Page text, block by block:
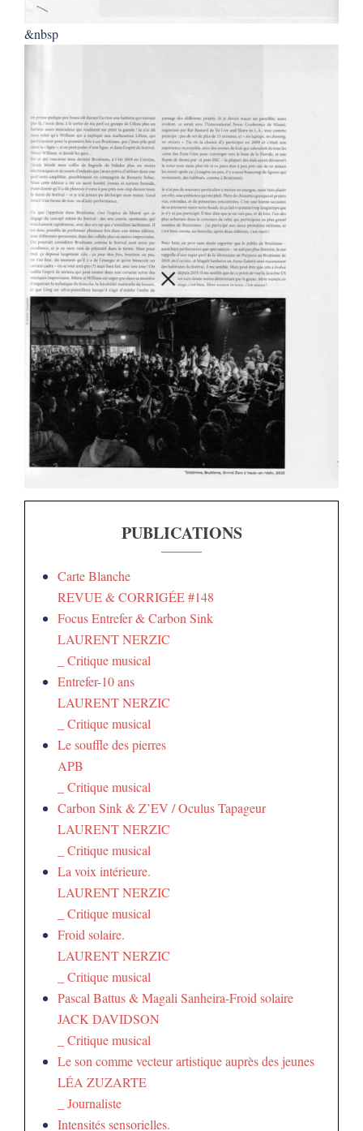
&nbsp
PUBLICATIONS
Carte Blanche
REVUE & CORRIGÉE #148
Focus Entrefer & Carbon Sink
LAURENT NERZIC
_ Critique musical
Entrefer-10 ans
LAURENT NERZIC
_ Critique musical
Le souffle des pierres
APB
_ Critique musical
Carbon Sink & Z’EV / Oculus Tapageur
LAURENT NERZIC
_ Critique musical
La voix intérieure.
LAURENT NERZIC
_ Critique musical
Froid solaire.
LAURENT NERZIC
_ Critique musical
Pascal Battus & Magali Sanheira-Froid solaire
JACK DAVIDSON
_ Critique musical
Le son comme vecteur artistique auprès des jeunes
LÉA ZUZARTE
_ Journaliste
Intensités sensorielles.